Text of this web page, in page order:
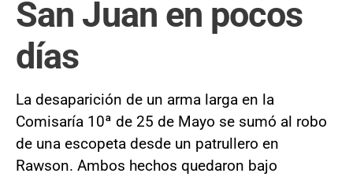
San Juan en pocos
días
La desaparición de un arma larga en la
Comisaría 10ª de 25 de Mayo se sumó al robo
de una escopeta desde un patrullero en
Rawson. Ambos hechos quedaron bajo